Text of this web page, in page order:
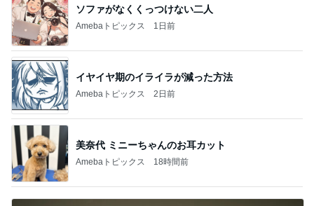
ソファがなくくっつけない二人
Amebaトピックス 1日前
イヤイヤ期のイライラが減った方法
Amebaトピックス 2日前
美奈代 ミニーちゃんのお耳カット
Amebaトピックス 18時間前